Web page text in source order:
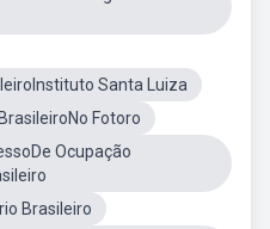
Santa Luiza
Fotoro
Ocupação
Brasileiro